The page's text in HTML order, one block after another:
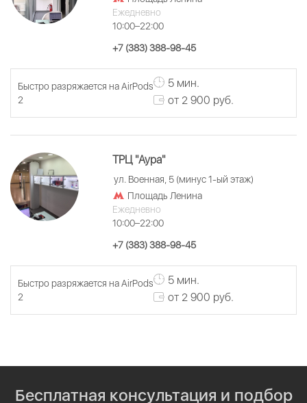
Ежедневно
10:00–22:00
+7 (383) 388-98-45
Быстро разряжается на AirPods
2
5 мин.
от 2 900 руб.
ТРЦ "Аура"
ул. Военная, 5 (минус 1-ый этаж)
Площадь Ленина
Ежедневно
10:00–22:00
+7 (383) 388-98-45
Быстро разряжается на AirPods
2
5 мин.
от 2 900 руб.
Бесплатная консультация и подбор